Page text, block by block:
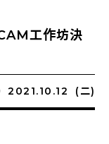
工作坊決
2021.10.12 (二)